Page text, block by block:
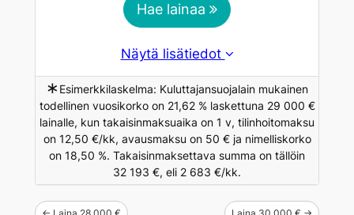
Hae lainaa
Näytä lisätiedot
∗ Esimerkkilaskelma: Kuluttajansuojalain mukainen
todellinen vuosikorko on 21,62 % laskettuna 29 000 €
lainalle, kun takaisinmaksuaika on 1 v, tilinhoitomaksu
on 12,50 €/kk, avausmaksu on 50 € ja nimelliskorko
on 18,50 %. Takaisinmaksettava summa on tällöin
32 193 €, eli 2 683 €/kk.